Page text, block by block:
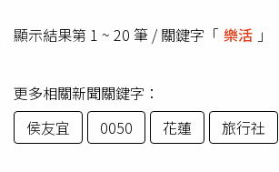
顯示結果第 1 ~ 20 筆 / 關鍵字「 樂活 」
更多相關新聞關鍵字：
侯友宜
0050 花蓮 旅行社